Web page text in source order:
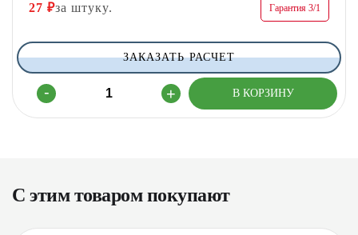
27 ₽за штуку. Гарантия 3/1
ЗАКАЗАТЬ РАСЧЕТ
С этим товаром покупают